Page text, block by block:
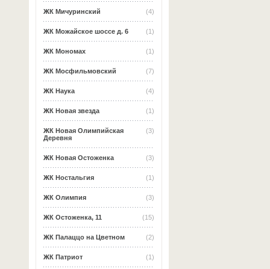
(4)
ЖК Мичуринский
(1)
ЖК Можайское шоссе д. 6
(1)
ЖК Мономах
(7)
ЖК Мосфильмовский
(4)
ЖК Наука
(1)
ЖК Новая звезда
(3)
ЖК Новая Олимпийская
Деревня
(3)
ЖК Новая Остоженка
(1)
ЖК Ностальгия
(3)
ЖК Олимпия
(15)
ЖК Остоженка, 11
(2)
ЖК Палаццо на Цветном
(1)
ЖК Патриот